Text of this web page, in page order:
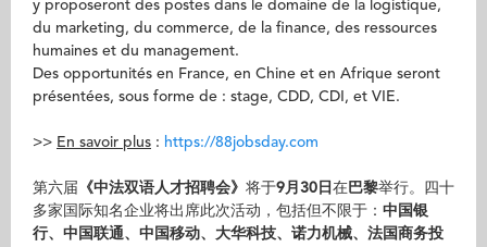
y proposeront des postes dans le domaine de la logistique,
du marketing, du commerce, de la finance, des ressources
humaines et du management.
Des opportunités en France, en Chine et en Afrique seront
présentées, sous forme de : stage, CDD, CDI, et VIE.
>> En savoir plus : https://88jobsday.com
第六届 《中法双语人才招聘会》 将于9月30日 在 巴黎举行。四十
多家国际知名企业将出席此次活动，包括但不限于： 中国银
行、中国联通、中国移动、大华科技、诺力机械、法国商务投